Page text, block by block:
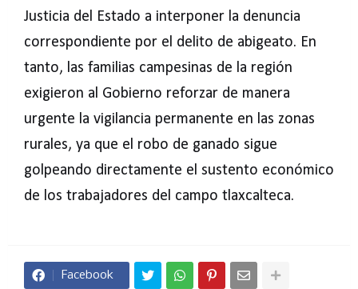
Justicia del Estado a interponer la denuncia
correspondiente por el delito de abigeato. En
tanto, las familias campesinas de la región
exigieron al Gobierno reforzar de manera
urgente la vigilancia permanente en las zonas
rurales, ya que el robo de ganado sigue
golpeando directamente el sustento económico
de los trabajadores del campo tlaxcalteca.
Facebook